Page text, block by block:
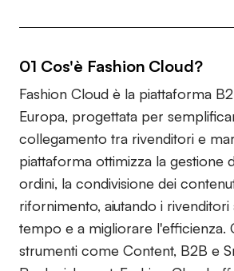
01 Cos'è Fashion Cloud?
Fashion Cloud è la piattaforma
Europa, progettata per
collegamento tra rivenditori e
piattaforma ottimizza la gestione
ordini, la condivisione dei
rifornimento, aiutando i
tempo e a migliorare l'efficienza.
strumenti come Content, B2B e